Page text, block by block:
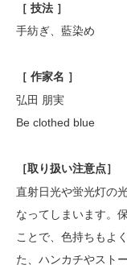
［ 技法 ］
手紡ぎ、藍染め
［ 作家名 ］
弘田 朋実
Be clothed blue
［取り扱い注意点］
直射日光や蛍光灯の
なってしまいます。
ことで、色持ちもよ
た、ハンカチやスト